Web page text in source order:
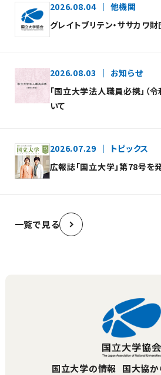
2026.08.04
他機関
グレイトブリテン・ササカワ
2026.08.03
お知らせ
「国立大学法人職員必携」（
いて
2026.07.29
トピックス
広報誌「国立大学」第78号を
一覧で見る
国立大学の情報
国大協